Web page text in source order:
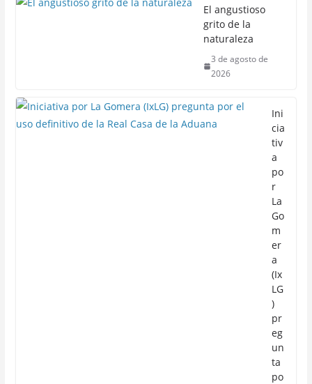
El angustioso
grito de la
naturaleza
3 de agosto de
2026
Ini
cia
tiv
a
po
r
La
Go
m
er
a
(Ix
LG
)
pr
eg
un
ta
po